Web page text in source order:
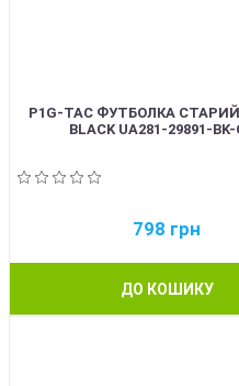
P1G-TAC ФУТБОЛКА СТАРИЙ
BLACK UA281-29891-BK-
798 грн
ДО КОШИКУ